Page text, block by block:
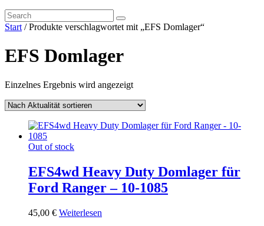
Start / Produkte verschlagwortet mit „EFS Domlager“
EFS Domlager
Einzelnes Ergebnis wird angezeigt
Out of stock
EFS4wd Heavy Duty Domlager für
Ford Ranger – 10-1085
45,00 € Weiterlesen